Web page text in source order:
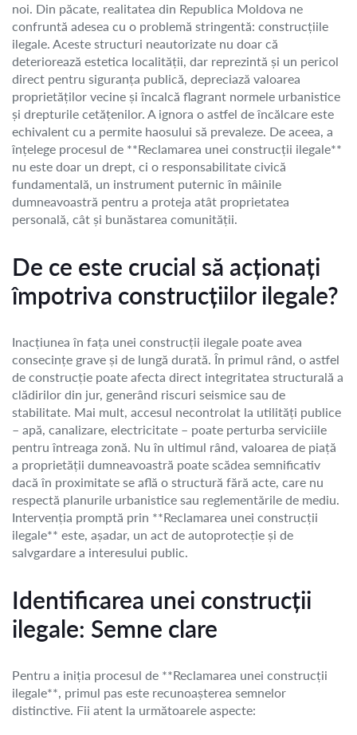
noi. Din păcate, realitatea din Republica Moldova ne
confruntă adesea cu o problemă stringentă: construcțiile
ilegale. Aceste structuri neautorizate nu doar că
deteriorează estetica localității, dar reprezintă și un pericol
direct pentru siguranța publică, depreciază valoarea
proprietăților vecine și încalcă flagrant normele urbanistice
și drepturile cetățenilor. A ignora o astfel de încălcare este
echivalent cu a permite haosului să prevaleze. De aceea, a
înțelege procesul de **Reclamarea unei construcții ilegale**
nu este doar un drept, ci o responsabilitate civică
fundamentală, un instrument puternic în mâinile
dumneavoastră pentru a proteja atât proprietatea
personală, cât și bunăstarea comunității.
De ce este crucial să acționați
împotriva construcțiilor ilegale?
Inacțiunea în fața unei construcții ilegale poate avea
consecințe grave și de lungă durată. În primul rând, o astfel
de construcție poate afecta direct integritatea structurală a
clădirilor din jur, generând riscuri seismice sau de
stabilitate. Mai mult, accesul necontrolat la utilități publice
– apă, canalizare, electricitate – poate perturba serviciile
pentru întreaga zonă. Nu în ultimul rând, valoarea de piață
a proprietății dumneavoastră poate scădea semnificativ
dacă în proximitate se află o structură fără acte, care nu
respectă planurile urbanistice sau reglementările de mediu.
Intervenția promptă prin **Reclamarea unei construcții
ilegale** este, așadar, un act de autoprotecție și de
salvgardare a interesului public.
Identificarea unei construcții
ilegale: Semne clare
Pentru a iniția procesul de **Reclamarea unei construcții
ilegale**, primul pas este recunoașterea semnelor
distinctive. Fii atent la următoarele aspecte: